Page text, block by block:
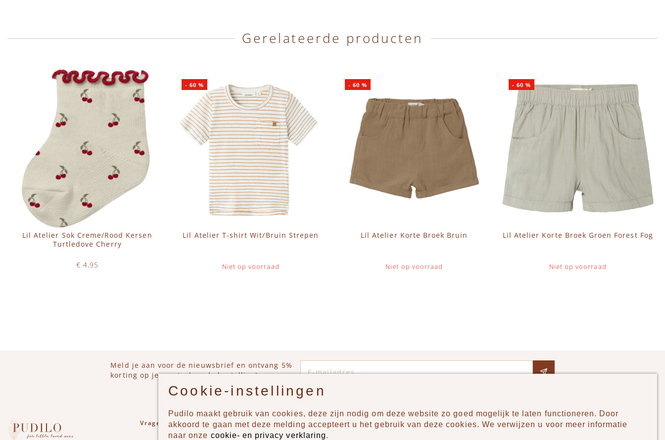
Gerelateerde producten
Lil Atelier Sok Creme/Rood Kersen
Turtledove Cherry
€ 4,95
Lil Atelier T-shirt Wit/Bruin Strepen
Niet op voorraad
- 60 %
Lil Atelier Korte Broek Bruin
Niet op voorraad
-60 %
Lil Atelier Korte Broek Groen Forest Fog
Niet op voorraad
- 60 %
Meld je aan voor de nieuwsbrief en ontvang 5%
korting op je eerstvolgende bestelling!
Vragen of opmerkingen? Producten Pudilo
Cookie-instellingen
Pudilo maakt gebruik van cookies, deze zijn nodig om deze website zo goed mogelijk te laten functioneren. Door
akkoord te gaan met deze melding accepteert u het gebruik van deze cookies. We verwijzen u voor meer informatie
naar onze cookie- en privacy verklaring.